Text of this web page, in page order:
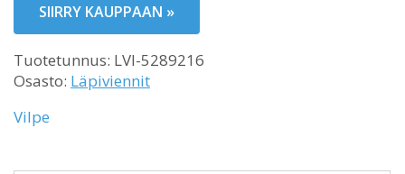
SIIRRY KAUPPAAN »
Tuotetunnus: LVI-5289216
Osasto: Läpiviennit
Vilpe